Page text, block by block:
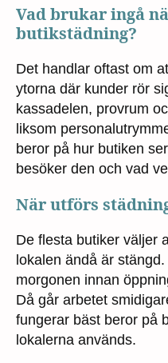
Vad brukar ingå
butikstädning?
Det handlar oftast om
ytorna där kunder rör
kassadelen, provrum
liksom
beror på hur butiken
besöker den och vad
När utförs
De flesta butiker väljer
lokalen ändå är
morgonen innan
Då går arbetet
fungerar bäst beror på
lokalerna används.